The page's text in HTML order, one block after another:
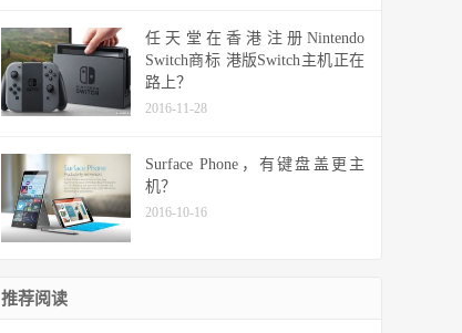
任天堂在香港注册Nintendo
Switch商标 港版Switch主机正在
路上？
2016-11-28
Surface Phone，有键盘盖更主
机？
2016-10-16
推荐阅读